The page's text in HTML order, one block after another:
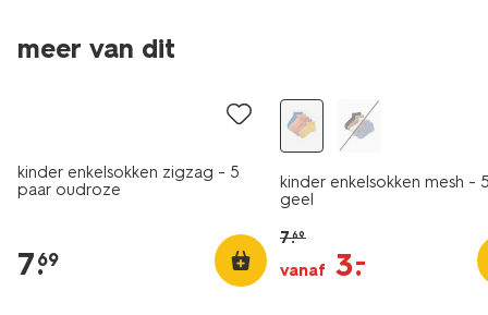
meer van dit
5 paar
kinder enkelsokken zigzag - 5
paar oudroze
7.
69
kinder enkelsokken mesh -
geel
7.69
vanaf 3.
–